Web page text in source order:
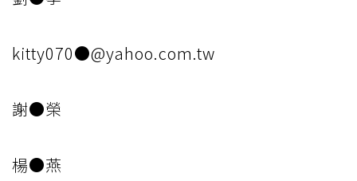
kitty070●@yahoo.com.tw
謝●榮
楊●燕